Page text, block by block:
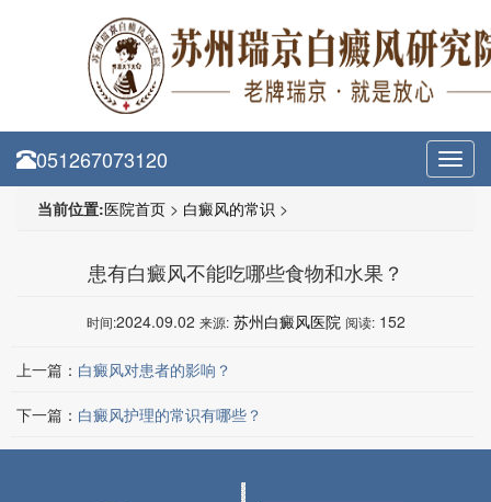
051267073120
当前位置:医院首页 > 白癜风的常识 >
患有白癜风不能吃哪些食物和水果？
时间:2024.09.02 来源: 苏州白癜风医院 阅读: 152
上一篇： 白癜风对患者的影响？
下一篇： 白癜风护理的常识有哪些？